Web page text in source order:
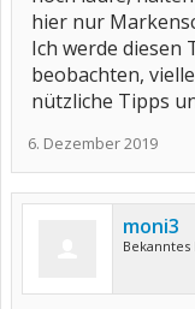
hier nur
Ich werde diesen
beobachten,
nützliche Tipps
6. Dezember 2019
moni3